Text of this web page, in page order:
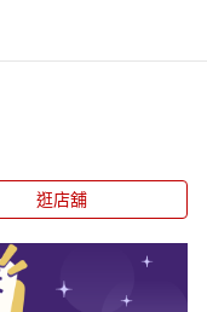
逛店舖